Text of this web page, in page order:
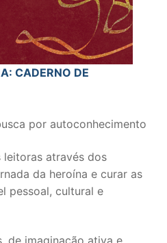
CADERNO DE
por autoconhecimento
através dos
da heroína e curar as
pessoal, cultural e